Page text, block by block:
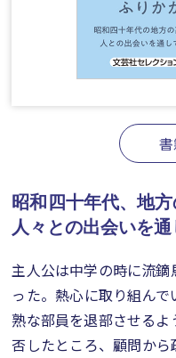
昭和四十年代、地
人々との出会いを通
主人公は中学の時に流
った。熱心に取り組ん
熟な部員を退部させる
否したところ、顧問か